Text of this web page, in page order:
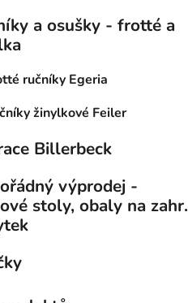
a osušky - frotté a
ručníky Egeria
žinylkové Feiler
Billerbeck
výprodej -
stoly, obaly na zahr.